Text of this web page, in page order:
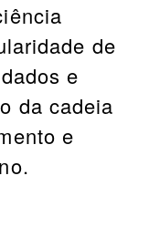
de
e
da cadeia
e